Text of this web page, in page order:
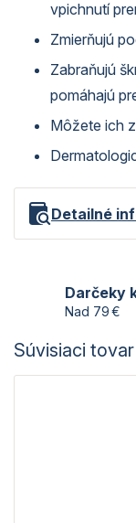
vpichnutí
Zmierňujú
Zabraňujú
pomáhajú
Môžete ich
Detailné
Darčeky
Nad 79 €
Súvisiaci tovar